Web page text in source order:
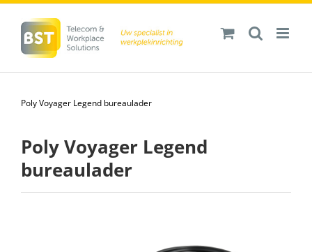
inhoud
Poly Voyager Legend bureaulader
Poly Voyager Legend
bureaulader